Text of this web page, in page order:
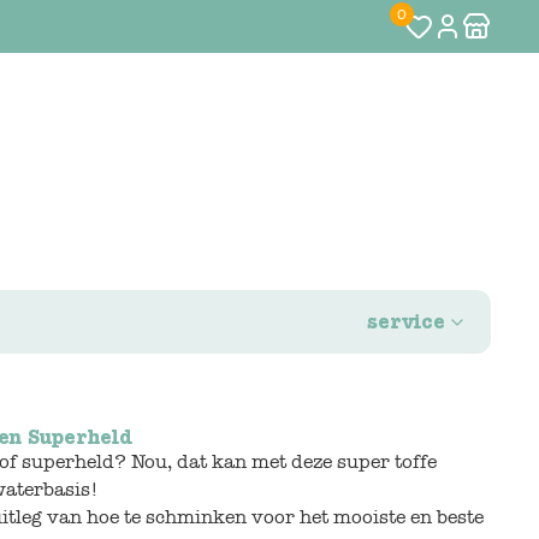
0
service
Superheld
superheld? Nou, dat kan met deze super toffe
van hoe te schminken voor het mooiste en beste